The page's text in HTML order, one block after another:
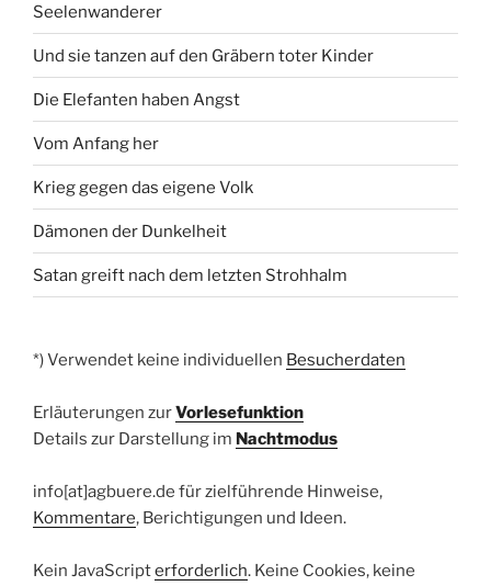
Seelenwanderer
Und sie tanzen auf den Gräbern toter Kinder
Die Elefanten haben Angst
Vom Anfang her
Krieg gegen das eigene Volk
Dämonen der Dunkelheit
Satan greift nach dem letzten Strohhalm
*) Verwendet keine individuellen Besucherdaten
Erläuterungen zurVorlesefunktion
Details zur Darstellung im Nachtmodus
info[at]agbuere.de für zielführende Hinweise,
Kommentare, Berichtigungen und Ideen.
Kein JavaScripterforderlich. Keine Cookies, keine